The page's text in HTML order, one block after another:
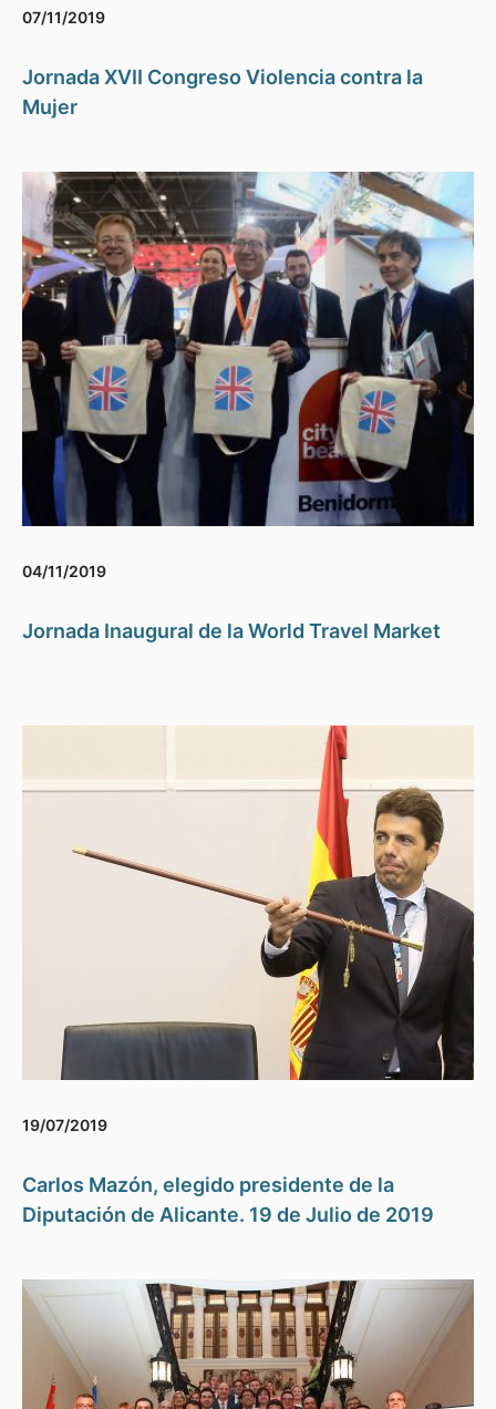
07/11/2019
Jornada XVII Congreso Violencia contra la
Mujer
04/11/2019
Jornada Inaugural de la World Travel Market
19/07/2019
Carlos Mazón, elegido presidente de la
Diputación de Alicante. 19 de Julio de 2019